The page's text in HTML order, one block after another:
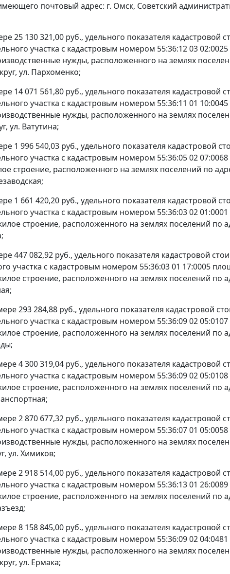
почтовый адрес: г. Омск, Советский
25 130 321,00 руб., удельного показателя кадастровой
участка с кадастровым номером 55:36:12 03
нужды, расположенного на землях
ул. Пархоменко;
14 071 561,80 руб., удельного показателя кадастровой
участка с кадастровым номером 55:36:11 01
нужды, расположенного на землях
ул. Ватутина;
1 996 540,03 руб., удельного показателя кадастровой
участка с кадастровым номером 55:36:05 02
строение, расположенного на землях поселений по
1 661 420,20 руб., удельного показателя кадастровой
участка с кадастровым номером 55:36:03 02
строение, расположенного на землях поселений по
447 082,92 руб., удельного показателя кадастровой
участка с кадастровым номером 55:36:03 01 17:0005
строение, расположенного на землях поселений по
293 284,88 руб., удельного показателя кадастровой
участка с кадастровым номером 55:36:09 02
строение, расположенного на землях поселений по
4 300 319,04 руб., удельного показателя кадастровой
участка с кадастровым номером 55:36:09 02
строение, расположенного на землях поселений по
2 870 677,32 руб., удельного показателя кадастровой
участка с кадастровым номером 55:36:07 01
нужды, расположенного на землях
ул. Химиков;
2 918 514,00 руб., удельного показателя кадастровой
участка с кадастровым номером 55:36:13 01
строение, расположенного на землях поселений по
8 158 845,00 руб., удельного показателя кадастровой
участка с кадастровым номером 55:36:09 02
нужды, расположенного на землях
ул. Ермака;